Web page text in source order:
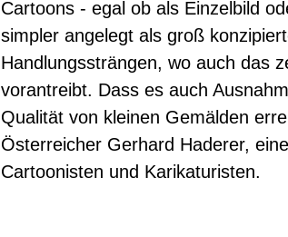
Cartoons - egal ob als Einzelbild
simpler angelegt als groß
Handlungssträngen, wo auch das
vorantreibt. Dass es auch
Qualität von kleinen Gemälden
Österreicher Gerhard Haderer,
Cartoonisten und Karikaturisten.